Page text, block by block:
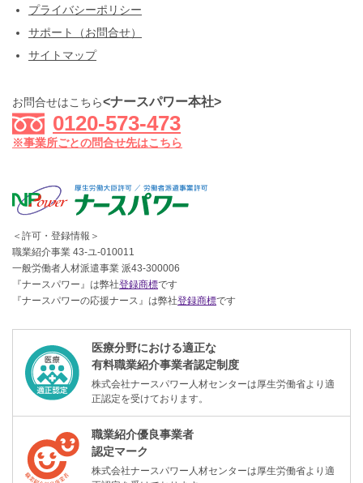
プライバシーポリシー
サポート（お問合せ）
サイトマップ
お問合せはこちら<ナースパワー本社>
0120-573-473
※事業所ごとの問合せ先はこちら
＜許可・登録情報＞
職業紹介事業 43-ユ-010011
一般労働者人材派遣事業 派43-300006
『ナースパワー』は弊社登録商標です
『ナースパワーの応援ナース』は弊社登録商標です
医療分野における適正な
有料職業紹介事業者認定制度
株式会社ナースパワー人材センターは厚生労働省より適
正認定を受けております。
職業紹介優良事業者
認定マーク
株式会社ナースパワー人材センターは厚生労働省より適